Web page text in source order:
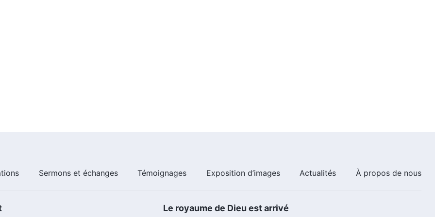
Sermons et échanges Témoignages Exposition d’images Actualités À propos de nous
Le royaume de Dieu est arrivé